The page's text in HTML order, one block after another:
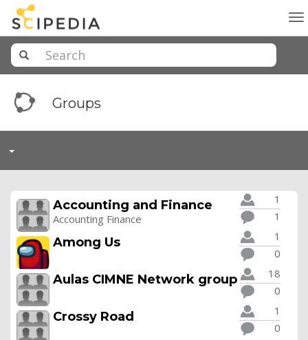
Groups
Toggle
1
1
Accounting and Finance
Accounting Finance
1
0
Among Us
18
0
Aulas CIMNE Network group
1
0
Crossy Road